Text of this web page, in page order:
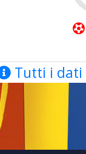
Tutti i dati